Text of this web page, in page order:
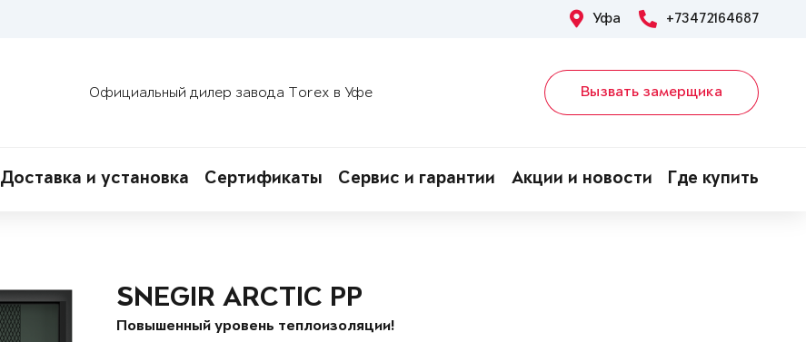
Уфа +73472164687
Официальный дилер завода Torex в Уфе Вызвать замерщика
Доставка и установка Сертификаты Сервис и гарантии Акции и новости Где купить
SNEGIR ARCTIC PP
Повышенный уровень теплоизоляции!